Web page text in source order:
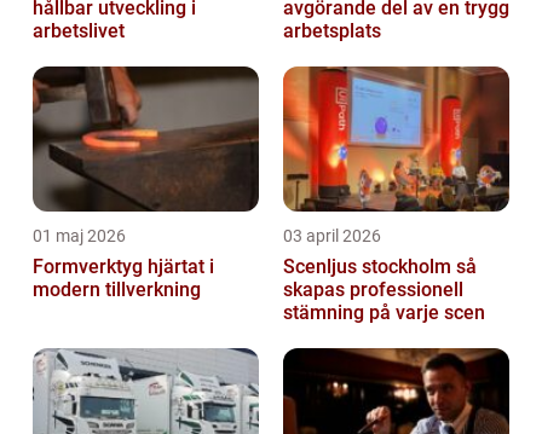
hållbar utveckling i
arbetslivet
avgörande del av en trygg
arbetsplats
01 maj 2026
Formverktyg hjärtat i
modern tillverkning
03 april 2026
Scenljus stockholm så
skapas professionell
stämning på varje scen